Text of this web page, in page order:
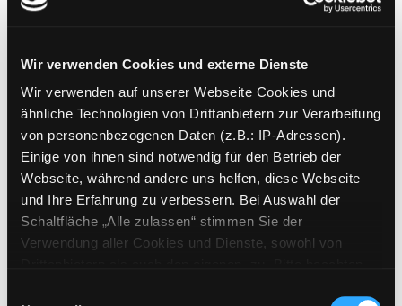
Wir verwenden Cookies und externe Dienste
Wir verwenden auf unserer Webseite Cookies und
ähnliche Technologien von Drittanbietern zur Verarbeitung
von personenbezogenen Daten (z.B.: IP-Adressen).
Einige von ihnen sind notwendig für den Betrieb der
Webseite, während andere uns helfen, diese Webseite
und Ihre Erfahrung zu verbessern. Bei Auswahl der
Schaltfläche „Alle zulassen“ stimmen Sie der
Verwendung aller Cookies und Dienste, sowohl von
Reihe:Infocomics
Exemplar-Details von Der Trafikant anzeigen
Mediengruppe:Belletristik
Der Trafikant
Roman ; [Taschenbuchausgabe]
Verfasser: Seethaler, RobertSuche nach
Jahr:2021
Verlag:Zürich, Kein u. Aber